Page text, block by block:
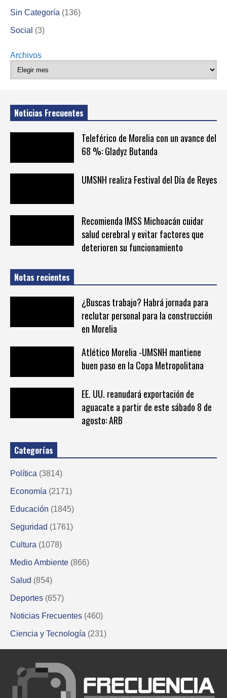
Sin Categoría (136)
Social (3)
Archivos
Noticias Frecuentes
Teleférico de Morelia con un avance del
68 %: Gladyz Butanda
UMSNH realiza Festival del Día de Reyes
Recomienda IMSS Michoacán cuidar
salud cerebral y evitar factores que
deterioren su funcionamiento
Notas recientes
¿Buscas trabajo? Habrá jornada para
reclutar personal para la construcción
en Morelia
Atlético Morelia -UMSNH mantiene
buen paso en la Copa Metropolitana
EE. UU. reanudará exportación de
aguacate a partir de este sábado 8 de
agosto: ARB
Categorías
Política (3814)
Economía (2171)
Educación (1845)
Seguridad (1761)
Cultura (1078)
Medio Ambiente (866)
Salud (854)
Deportes (657)
Noticias Frecuentes (460)
Ciencia y Tecnología (231)